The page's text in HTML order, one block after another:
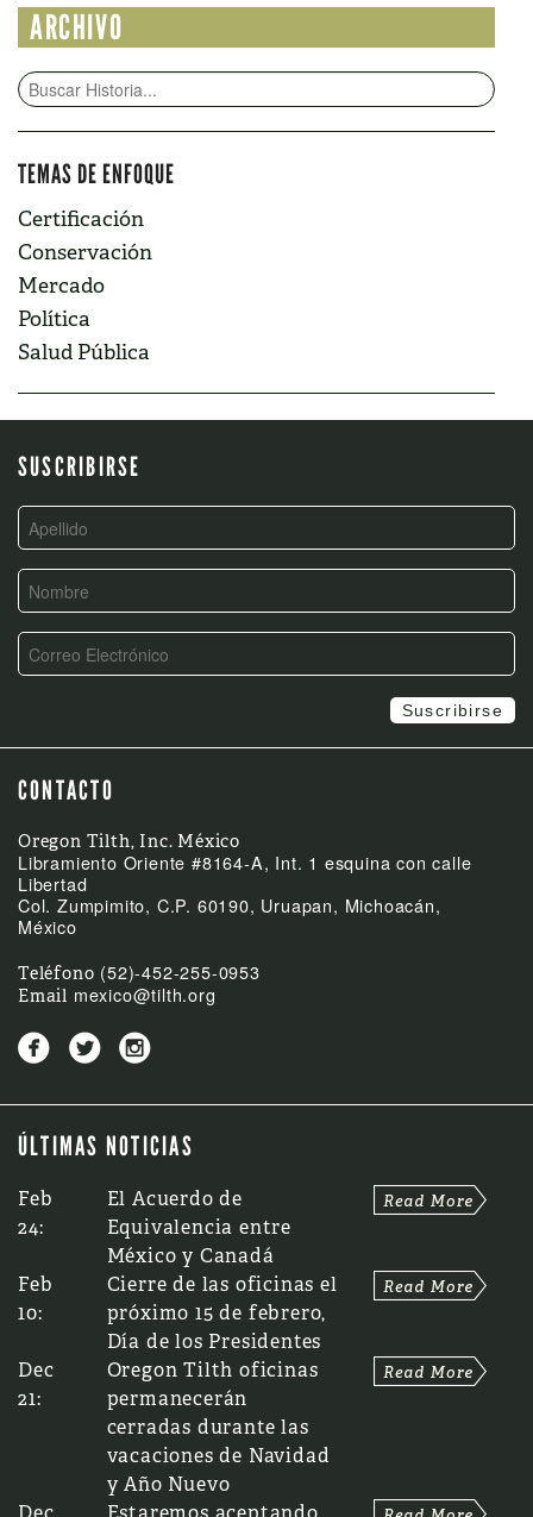
ARCHIVO
TEMAS DE ENFOQUE
Certificación
Conservación
Mercado
Política
Salud Pública
SUSCRIBIRSE
CONTACTO
Oregon Tilth, Inc. México
Libramiento Oriente #8164-A, Int. 1 esquina con calle
Libertad
Col. Zumpimito, C.P. 60190, Uruapan, Michoacán,
México
Teléfono (52)-452-255-0953
Email mexico@tilth.org
  
ÚLTIMAS NOTICIAS
Feb
24:
El Acuerdo de
Equivalencia entre
México y Canadá
Feb
10:
Cierre de las oficinas el
próximo 15 de febrero,
Día de los Presidentes
Dec
21:
Oregon Tilth oficinas
permanecerán
cerradas durante las
vacaciones de Navidad
y Año Nuevo